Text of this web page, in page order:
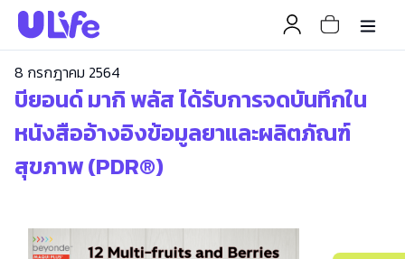
8 กรกฎาคม 2564
บียอนด์ มากิ พลัส ได้รับการจดบันทึกใน
หนังสืออ้างอิงข้อมูลยาและผลิตภัณฑ์
สุขภาพ (PDR®)